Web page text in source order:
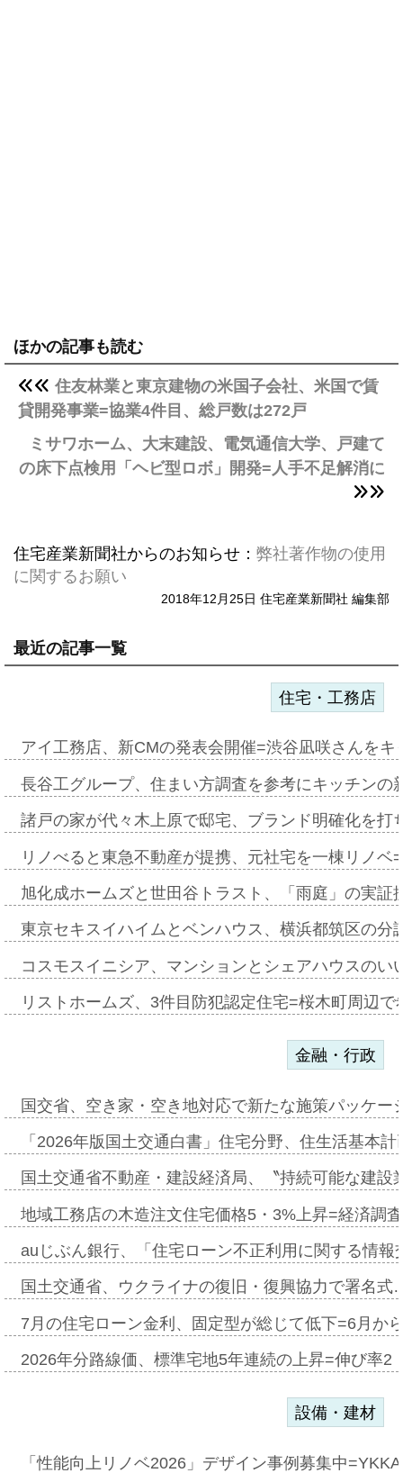
ほかの記事も読む
住友林業と東京建物の米国子会社、米国で賃
貸開発事業=協業4件目、総戸数は272戸
ミサワホーム、大末建設、電気通信大学、戸建て
の床下点検用「ヘビ型ロボ」開発=人手不足解消に
住宅産業新聞社からのお知らせ： 弊社著作物の使用
に関するお願い
2018年12月25日 住宅産業新聞社 編集部
最近の記事一覧
住宅・工務店
アイ工務店、新CMの発表会開催=渋谷凪咲さんを
長谷工グループ、住まい方調査を参考にキッチン
諸戸の家が代々木上原で邸宅、ブランド明確化を
リノべると東急不動産が提携、元社宅を一棟リノ
旭化成ホームズと世田谷トラスト、「雨庭」の実
東京セキスイハイムとベンハウス、横浜都筑区の
コスモスイニシア、マンションとシェアハウスの
リストホームズ、3件目防犯認定住宅=桜木町周辺
金融・行政
国交省、空き家・空き地対応で新たな施策パッケ
「2026年版国土交通白書」住宅分野、住生活基本
国土交通省不動産・建設経済局、〝持続可能な建
地域工務店の木造注文住宅価格5・3%上昇=経済調
auじぶん銀行、「住宅ローン不正利用に関する情
国土交通省、ウクライナの復旧・復興協力で署名
7月の住宅ローン金利、固定型が総じて低下=6月か
2026年分路線価、標準宅地5年連続の上昇=伸び率
設備・建材
「性能向上リノベ2026」デザイン事例募集中